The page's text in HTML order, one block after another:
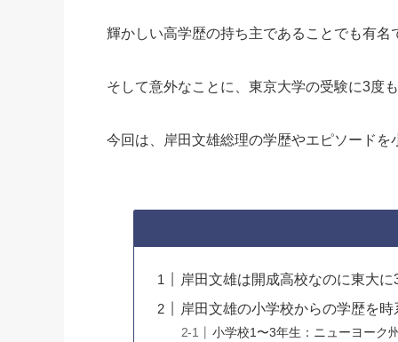
輝かしい高学歴の持ち主であることでも有
そして意外なことに、東京大学の受験に3度
今回は、岸田文雄総理の学歴やエピソード
岸田文雄は開成高校なのに東大
岸田文雄の小学校からの学歴を
小学校1〜3年生：ニューヨーク